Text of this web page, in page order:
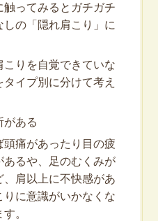
ってみるとガチガチ
の「隠れ肩こり」に
りを自覚できていな
イプ別に分けて考え
ある
痛があったり目の疲
るや、足のむくみが
肩以上に不快感があ
に意識がいかなくな
。